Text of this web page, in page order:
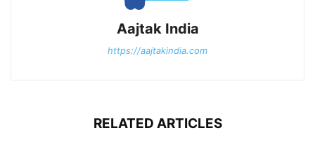
Aajtak India
https://aajtakindia.com
RELATED ARTICLES